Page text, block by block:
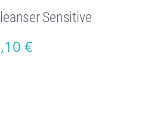
Sensitive
€